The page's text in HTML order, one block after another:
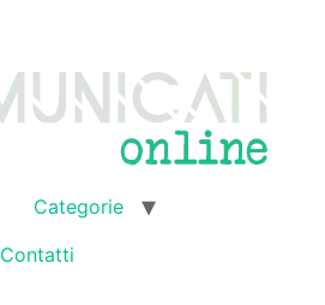
Categorie
Contatti